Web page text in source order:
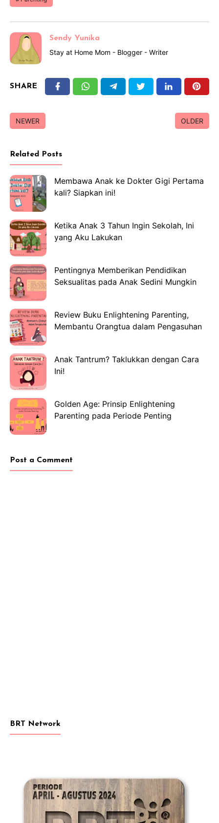
Sendy Yunika
Stay at Home Mom - Blogger - Writer
SHARE
NEWER OLDER
Related Posts
Membawa Anak ke Dokter Gigi Pertama
kali? Siapkan ini!
Ketika Anak 3 Tahun Ingin Sekolah, Ini
yang Aku Lakukan
Pentingnya Memberikan Pendidikan
Seksualitas pada Anak Sedini Mungkin
Review Buku Enlightening Parenting,
Membantu Orangtua dalam Pengasuhan
Anak Tantrum? Taklukkan dengan Cara
Ini!
Golden Age: Prinsip Enlightening
Parenting pada Periode Penting
Post a Comment
BRT Network